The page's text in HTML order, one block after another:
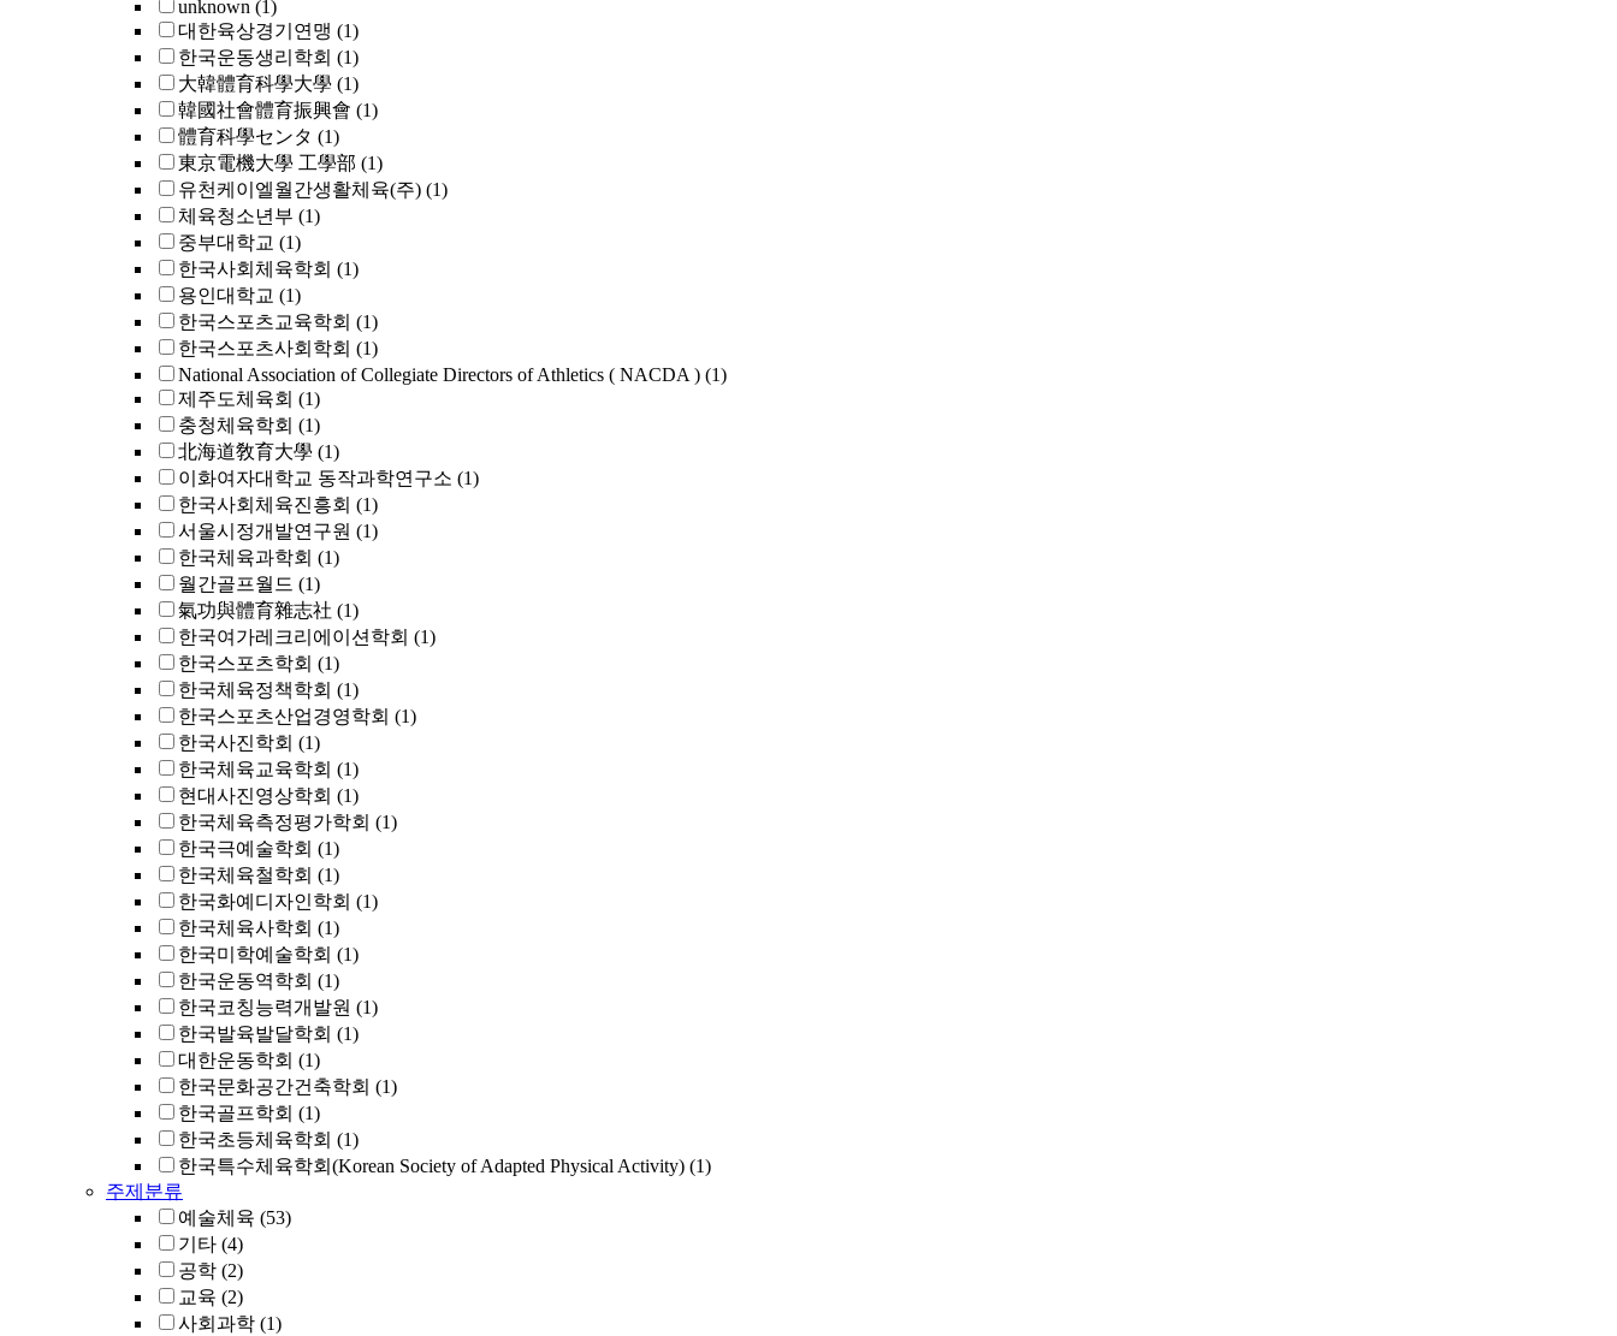
unknown (1)
대한육상경기연맹 (1)
한국운동생리학회 (1)
大韓體育科學大學 (1)
韓國社會體育振興會 (1)
體育科學センタ (1)
東京電機大學 工學部 (1)
유천케이엘월간생활체육(주) (1)
체육청소년부 (1)
중부대학교 (1)
한국사회체육학회 (1)
용인대학교 (1)
한국스포츠교육학회 (1)
한국스포츠사회학회 (1)
National Association of Collegiate Directors of Athletics ( NACDA ) (1)
제주도체육회 (1)
충청체육학회 (1)
北海道敎育大學 (1)
이화여자대학교 동작과학연구소 (1)
한국사회체육진흥회 (1)
서울시정개발연구원 (1)
한국체육과학회 (1)
월간골프월드 (1)
氣功與體育雜志社 (1)
한국여가레크리에이션학회 (1)
한국스포츠학회 (1)
한국체육정책학회 (1)
한국스포츠산업경영학회 (1)
한국사진학회 (1)
한국체육교육학회 (1)
현대사진영상학회 (1)
한국체육측정평가학회 (1)
한국극예술학회 (1)
한국체육철학회 (1)
한국화예디자인학회 (1)
한국체육사학회 (1)
한국미학예술학회 (1)
한국운동역학회 (1)
한국코칭능력개발원 (1)
한국발육발달학회 (1)
대한운동학회 (1)
한국문화공간건축학회 (1)
한국골프학회 (1)
한국초등체육학회 (1)
한국특수체육학회(Korean Society of Adapted Physical Activity) (1)
주제분류
예술체육 (53)
기타 (4)
공학 (2)
교육 (2)
사회과학 (1)